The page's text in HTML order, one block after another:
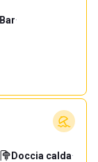
Bar·
Doccia calda·